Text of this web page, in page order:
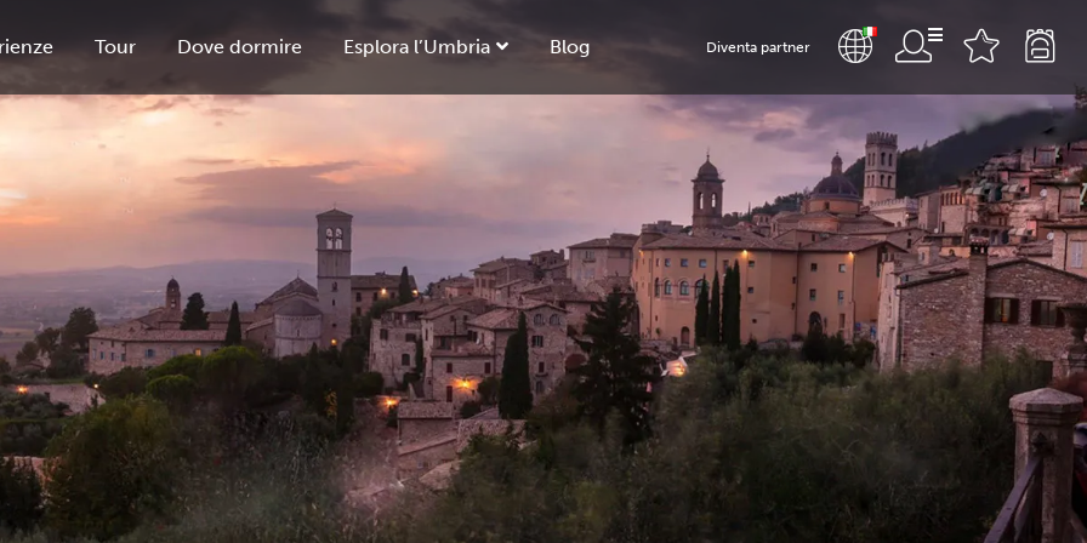
Tour Dove dormire Esplora l’Umbria Blog Diventa partner